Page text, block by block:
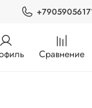
Сравнение